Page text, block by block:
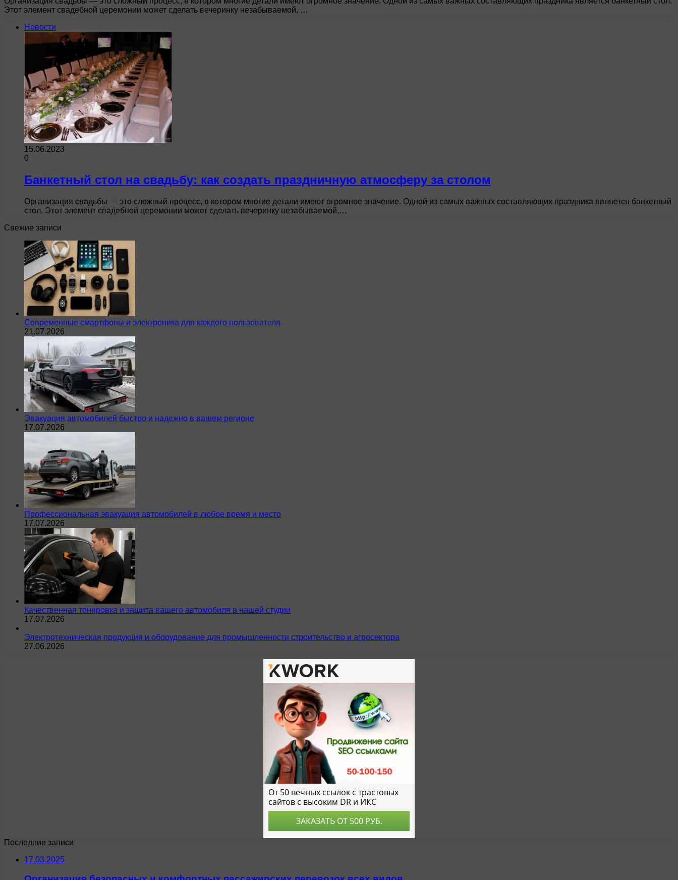
Этот элемент свадебной церемонии может сделать вечеринку незабываемой, …
Новости
15.06.2023
0
Банкетный стол на свадьбу: как создать праздничную атмосферу за столом
Организация свадьбы — это сложный процесс, в котором многие детали имеют огромное значение. Одной из самых важных составляющих праздника является банкетный
стол. Этот элемент свадебной церемонии может сделать вечеринку незабываемой,…
Свежие записи
Современные смартфоны и электроника для каждого пользователя
21.07.2026
Эвакуация автомобилей быстро и надежно в вашем регионе
17.07.2026
Профессиональная эвакуация автомобилей в любое время и место
17.07.2026
Качественная тонировка и защита вашего автомобиля в нашей студии
17.07.2026
Электротехническая продукция и оборудование для промышленности строительство и агросектора
27.06.2026
Последние записи
17.03.2025